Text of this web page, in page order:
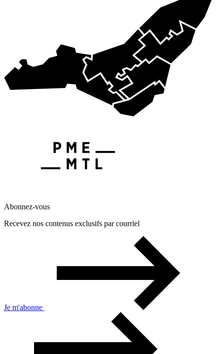
Abonnez-vous
Recevez nos contenus exclusifs par courriel
Je m'abonne